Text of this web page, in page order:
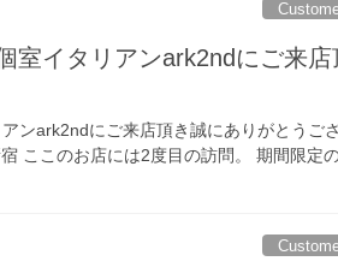
室イタリアンark2ndにご来店
ンark2ndにご来店頂き誠にありがとうご
ここのお店には2度目の訪問。 期間限定